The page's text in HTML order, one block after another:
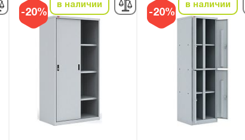
-20%
в наличии
-20%
в наличии